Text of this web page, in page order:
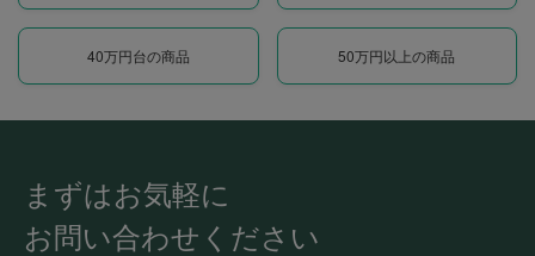
40万円台の商品 50万円以上の商品
まずはお気軽に
お問い合わせください